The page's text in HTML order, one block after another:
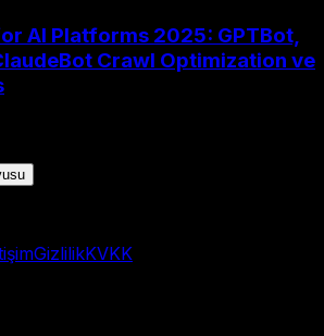
AI Platforms 2025: GPTBot,
Crawl Optimization ve
GizlilikKVKK